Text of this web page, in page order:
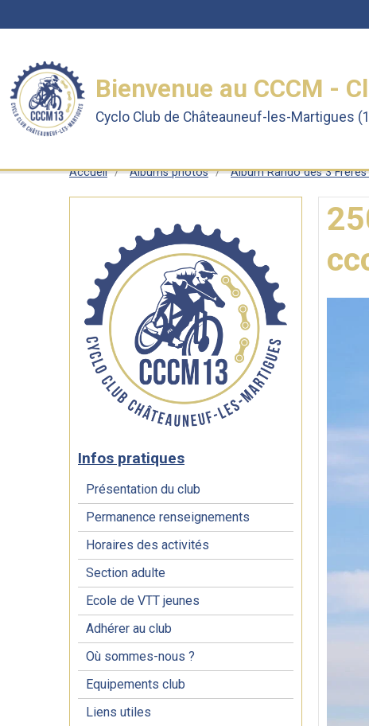
Bienvenue au CCCM -
Cyclo Club de Châteauneuf-les-Martigues
Accueil Albums photos Album Rando des 3
Infos pratiques
Présentation du club
Permanence renseignements
Horaires des activités
Section adulte
Ecole de VTT jeunes
Adhérer au club
Où sommes-nous ?
Equipements club
Liens utiles